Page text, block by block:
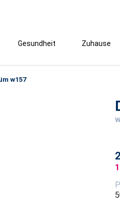
Gesundheit Zuhause
w157